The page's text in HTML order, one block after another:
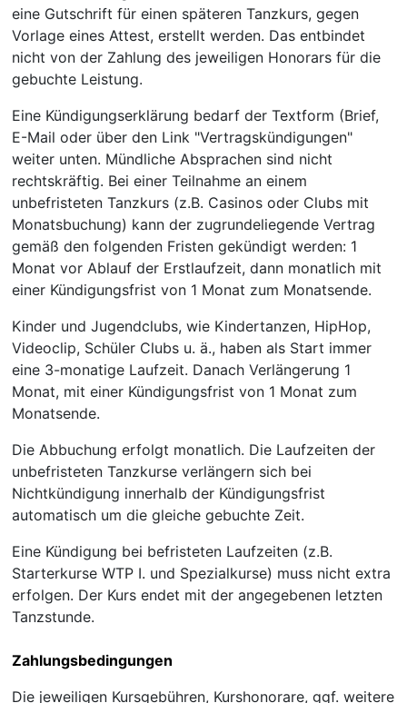
eine Gutschrift für einen späteren Tanzkurs, gegen
Vorlage eines Attest, erstellt werden. Das entbindet
nicht von der Zahlung des jeweiligen Honorars für die
gebuchte Leistung.
Eine Kündigungserklärung bedarf der Textform (Brief,
E-Mail oder über den Link "Vertragskündigungen"
weiter unten. Mündliche Absprachen sind nicht
rechtskräftig. Bei einer Teilnahme an einem
unbefristeten Tanzkurs (z.B. Casinos oder Clubs mit
Monatsbuchung) kann der zugrundeliegende Vertrag
gemäß den folgenden Fristen gekündigt werden: 1
Monat vor Ablauf der Erstlaufzeit, dann monatlich mit
einer Kündigungsfrist von 1 Monat zum Monatsende.
Kinder und Jugendclubs, wie Kindertanzen, HipHop,
Videoclip, Schüler Clubs u. ä., haben als Start immer
eine 3-monatige Laufzeit. Danach Verlängerung 1
Monat, mit einer Kündigungsfrist von 1 Monat zum
Monatsende.
Die Abbuchung erfolgt monatlich. Die Laufzeiten der
unbefristeten Tanzkurse verlängern sich bei
Nichtkündigung innerhalb der Kündigungsfrist
automatisch um die gleiche gebuchte Zeit.
Eine Kündigung bei befristeten Laufzeiten (z.B.
Starterkurse WTP I. und Spezialkurse) muss nicht extra
erfolgen. Der Kurs endet mit der angegebenen letzten
Tanzstunde.
Zahlungsbedingungen
Die jeweiligen Kursgebühren, Kurshonorare, ggf. weitere